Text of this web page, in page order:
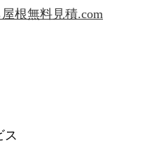
根無料見積.com
ス